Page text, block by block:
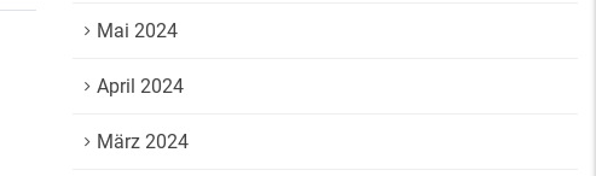
Mai 2024
April 2024
März 2024